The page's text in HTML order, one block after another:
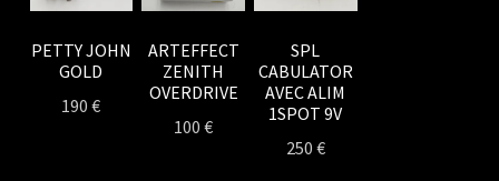
PETTY JOHN
GOLD
190€
ARTEFFECT
ZENITH
OVERDRIVE
100€
SPL
CABULATOR
AVEC ALIM
1SPOT 9V
250 €